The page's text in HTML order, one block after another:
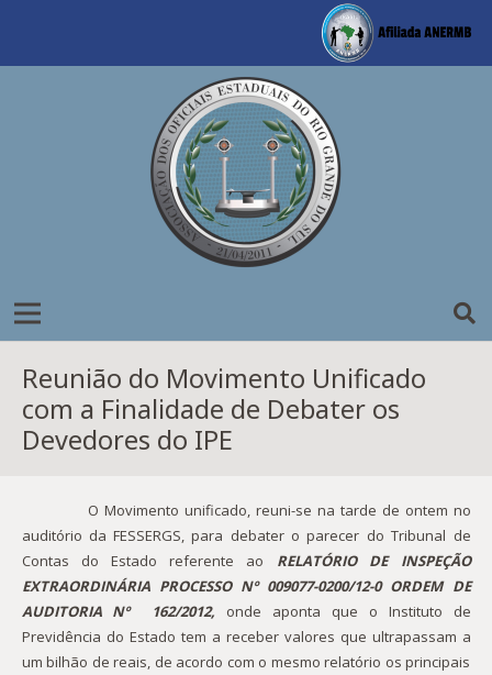
Reunião do Movimento Unificado
com a Finalidade de Debater os
Devedores do IPE
O Movimento unificado, reuni-se na tarde de ontem no
auditório da FESSERGS, para debater o parecer do Tribunal de
Contas do Estado referente ao RELATÓRIO DE INSPEÇÃO
EXTRAORDINÁRIA PROCESSO Nº 009077-0200/12-0 ORDEM DE
AUDITORIA Nº 162/2012, onde aponta que o Instituto de
Previdência do Estado tem a receber valores que ultrapassam a
um bilhão de reais, de acordo com o mesmo relatório os principais